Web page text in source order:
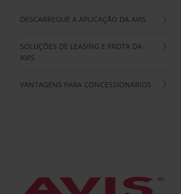
DESCARREGUE A APLICAÇÃO DA AVIS
SOLUÇÕES DE LEASING E FROTA DA
AVIS
VANTAGENS PARA CONCESSIONÁRIOS